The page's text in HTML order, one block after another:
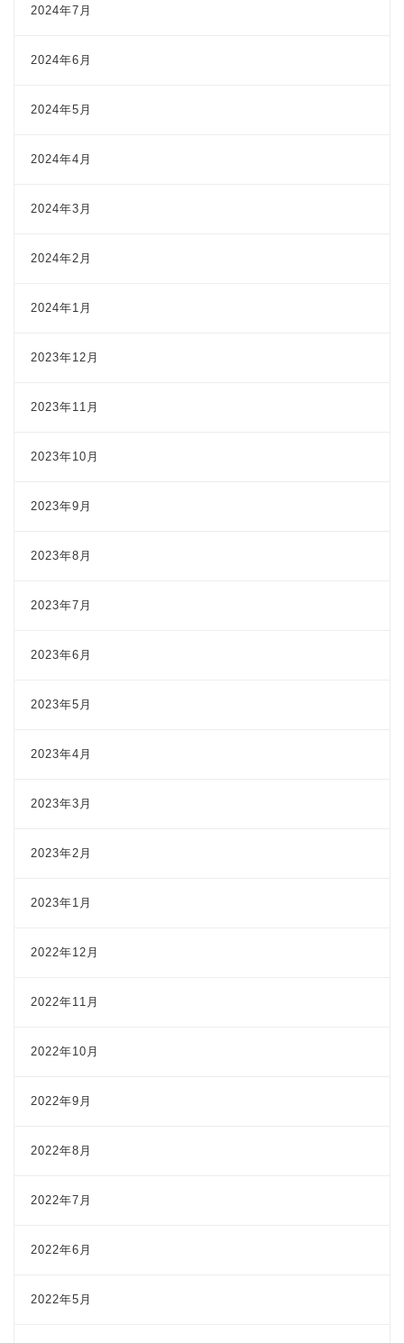
2024年7月
2024年6月
2024年5月
2024年4月
2024年3月
2024年2月
2024年1月
2023年12月
2023年11月
2023年10月
2023年9月
2023年8月
2023年7月
2023年6月
2023年5月
2023年4月
2023年3月
2023年2月
2023年1月
2022年12月
2022年11月
2022年10月
2022年9月
2022年8月
2022年7月
2022年6月
2022年5月